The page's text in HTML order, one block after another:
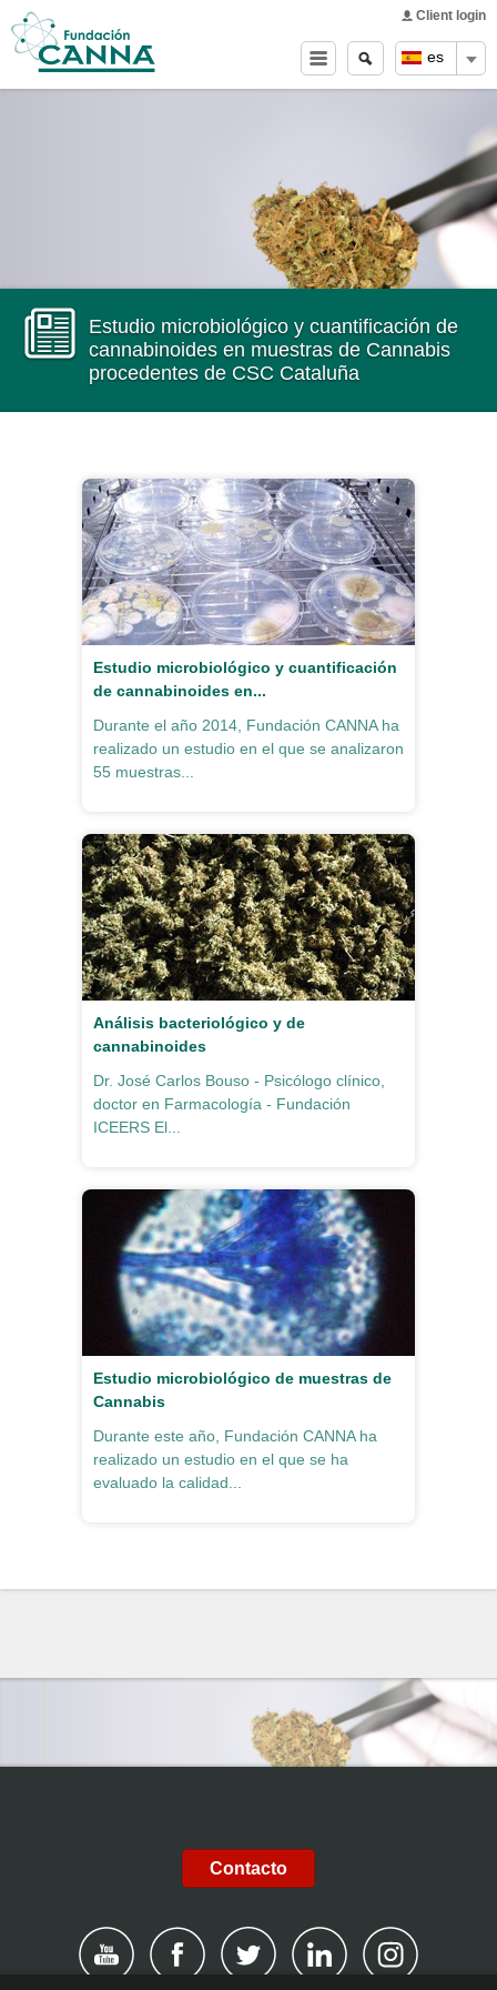
es
Client login
Main menu
Search
form
Buscar
Estudio microbiológico y cuantificación de
cannabinoides en muestras de Cannabis
procedentes de CSC Cataluña
Estudio microbiológico y cuantificación
de cannabinoides en...
Durante el año 2014, Fundación CANNA ha
realizado un estudio en el que se analizaron
55 muestras...
Análisis bacteriológico y de
cannabinoides
Dr. José Carlos Bouso - Psicólogo clínico,
doctor en Farmacología - Fundación
ICEERS El...
Estudio microbiológico de muestras de
Cannabis
Durante este año, Fundación CANNA ha
realizado un estudio en el que se ha
evaluado la calidad...
Contacto